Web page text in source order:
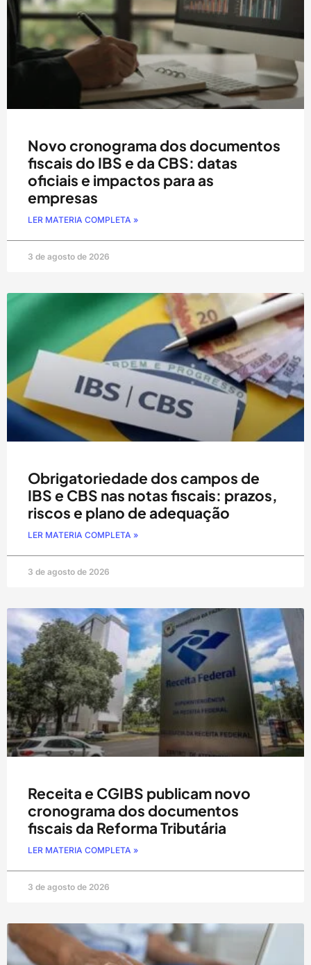
Novo cronograma dos documentos
fiscais do IBS e da CBS: datas
oficiais e impactos para as
empresas
LER MATERIA COMPLETA »
3 de agosto de 2026
Obrigatoriedade dos campos de
IBS e CBS nas notas fiscais: prazos,
riscos e plano de adequação
LER MATERIA COMPLETA »
3 de agosto de 2026
Receita e CGIBS publicam novo
cronograma dos documentos
fiscais da Reforma Tributária
LER MATERIA COMPLETA »
3 de agosto de 2026